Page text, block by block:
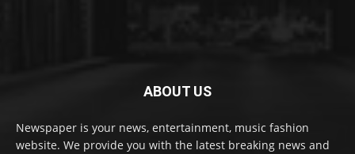
ABOUT US
Newspaper is your news, entertainment, music fashion
website. We provide you with the latest breaking news and